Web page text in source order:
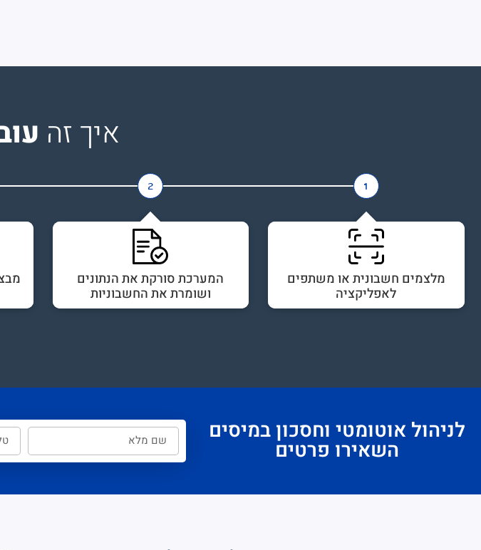
איך זה
1
2
מלצמים חשבונית או משתפים
לאפליקציה
המערכת סורקת את הנתונים
ושומרת את החשבוניות
לניהול אוטומטי וחסכון במיסים
השאירו פרטים